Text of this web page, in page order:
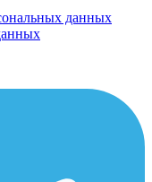
данных